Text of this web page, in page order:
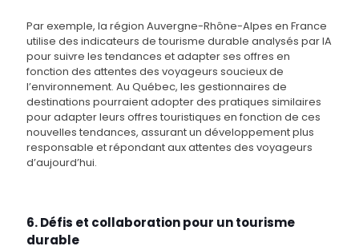
Par exemple, la région Auvergne-Rhône-Alpes en France
utilise des indicateurs de tourisme durable analysés par IA
pour suivre les tendances et adapter ses offres en
fonction des attentes des voyageurs soucieux de
l’environnement. Au Québec, les gestionnaires de
destinations pourraient adopter des pratiques similaires
pour adapter leurs offres touristiques en fonction de ces
nouvelles tendances, assurant un développement plus
responsable et répondant aux attentes des voyageurs
d’aujourd’hui.
6. Défis et collaboration pour un tourisme
durable